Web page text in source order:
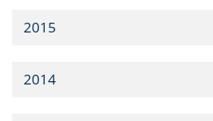
2015
2014